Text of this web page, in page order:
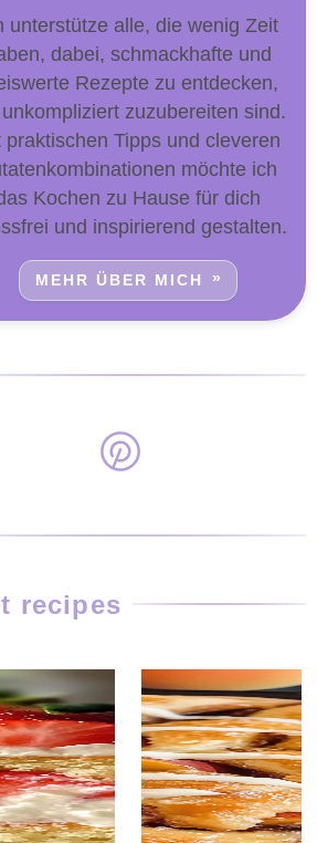
unterstütze alle, die wenig Zeit
dabei, schmackhafte und
Rezepte zu entdecken,
zuzubereiten sind.
praktischen Tipps und cleveren
möchte ich
Kochen zu Hause für dich
und inspirierend gestalten.
MEHR ÜBER MICH
recipes